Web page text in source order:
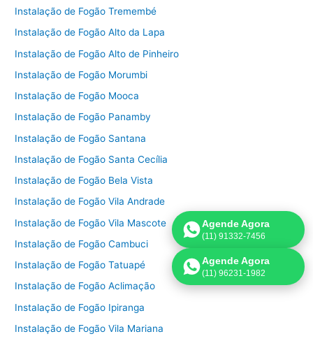
Instalação de Fogão Tremembé
Instalação de Fogão Alto da Lapa
Instalação de Fogão Alto de Pinheiro
Instalação de Fogão Morumbi
Instalação de Fogão Mooca
Instalação de Fogão Panamby
Instalação de Fogão Santana
Instalação de Fogão Santa Cecília
Instalação de Fogão Bela Vista
Instalação de Fogão Vila Andrade
Instalação de Fogão Vila Mascote
Instalação de Fogão Cambuci
Instalação de Fogão Tatuapé
Instalação de Fogão Aclimação
Instalação de Fogão Ipiranga
Instalação de Fogão Vila Mariana
Agende Agora
(11) 91332-7456
Agende Agora
(11) 96231-1982